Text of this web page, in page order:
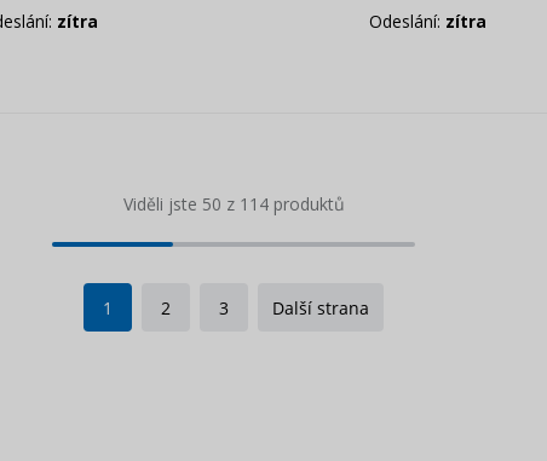
zítra Odeslání: zítra
Viděli jste 50 z 114 produktů
1 2 3 Další strana